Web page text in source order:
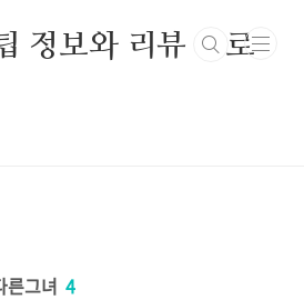
정보와 리뷰 블로
른그녀 4